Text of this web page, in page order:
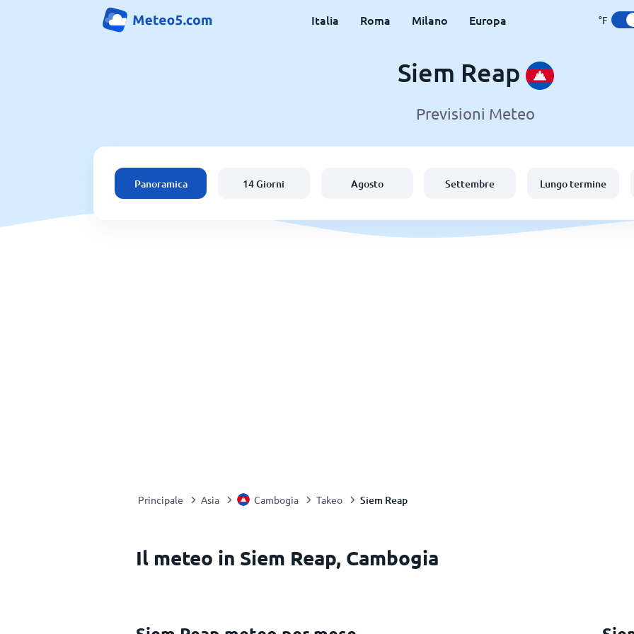
Italia Roma Milano Europa °F
Siem Reap
Previsioni Meteo
Panoramica 14 Giorni Agosto Settembre Lungo termine
Principale Asia Cambogia Takeo Siem Reap
Il meteo in Siem Reap, Cambogia